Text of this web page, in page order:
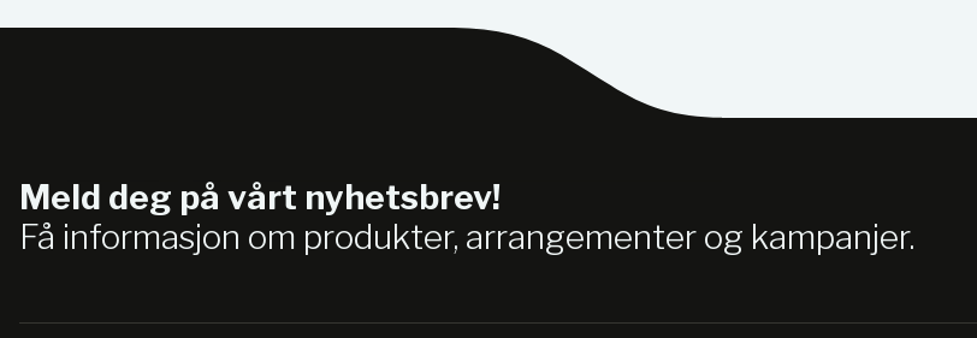
Meld deg på vårt nyhetsbrev!
Få informasjon om produkter, arrangementer og kampanjer.